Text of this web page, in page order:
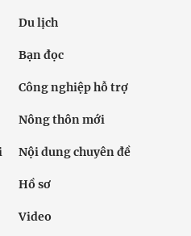
Du lịch
Bạn đọc
Công nghiệp hỗ trợ
Nông thôn mới
Nội dung chuyên đề
Hồ sơ
Video